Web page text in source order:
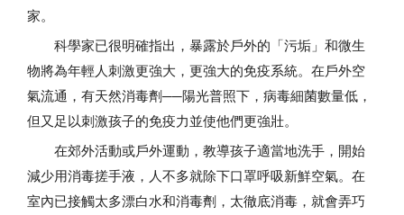
家。
科學家已很明確指出，暴露於戶外的「污垢」和微生
物將為年輕人刺激更強大，更強大的免疫系統。在戶外空
氣流通，有天然消毒劑──陽光普照下，病毒細菌數量低，
但又足以刺激孩子的免疫力並使他們更強壯。
在郊外活動或戶外運動，教導孩子適當地洗手，開始
減少用消毒搓手液，人不多就除下口罩呼吸新鮮空氣。在
室內已接觸太多漂白水和消毒劑，太徹底消毒，就會弄巧